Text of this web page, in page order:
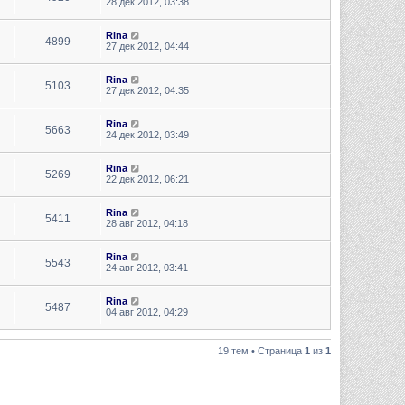
4899
Rina
27 дек 2012, 04:44
5103
Rina
27 дек 2012, 04:35
5663
Rina
24 дек 2012, 03:49
5269
Rina
22 дек 2012, 06:21
5411
Rina
28 авг 2012, 04:18
5543
Rina
24 авг 2012, 03:41
5487
Rina
04 авг 2012, 04:29
19 тем • Страница 1 из 1